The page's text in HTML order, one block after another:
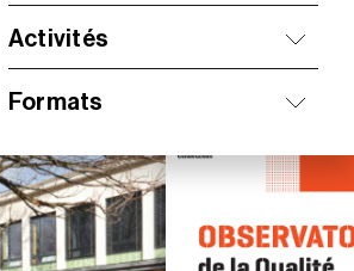
Activités
Formats
NOS NOUVEAUTÉS